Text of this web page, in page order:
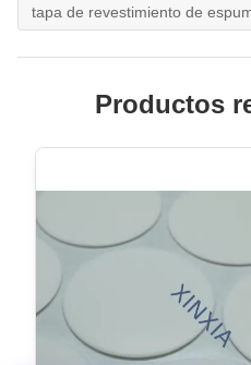
tapa de revestimiento de
Productos